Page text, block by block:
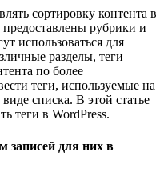
сортировку контента в
рубрики и
использоваться для
разделы, теги
по более
теги, используемые на
списка. В этой статье
теги в WordPress.
записей для них в